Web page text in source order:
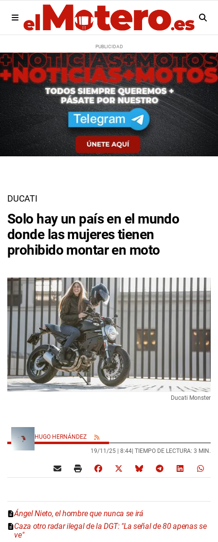
DUCATI
Solo hay un país en el mundo
donde las mujeres tienen
prohibido montar en moto
Ducati Monster
HUGO HERNÁNDEZ
19/11/25 | 8:44| TIEMPO DE LECTURA: 3 MIN.
Ángel Nieto, el hombre que nunca se irá
Caza otro radar ilegal de la DGT: "La señal de 80 apenas se
ve"